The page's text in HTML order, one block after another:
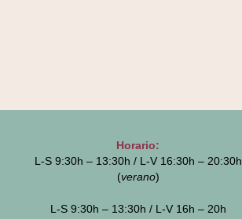
Horario:
L-S 9:30h – 13:30h / L-V 16:30h – 20:30h
(verano)
L-S 9:30h – 13:30h / L-V 16h – 20h